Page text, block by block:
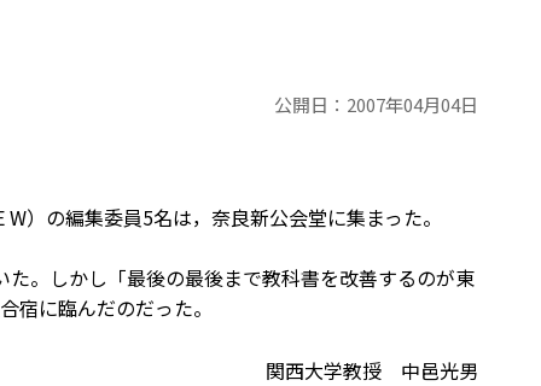
公開日： 2007年04月04日
）の編集委員5名は，奈良新公会堂に集まった。
。しかし「最後の最後まで教科書を改善するのが東
宿に臨んだのだった。
関西大学教授 中邑光男